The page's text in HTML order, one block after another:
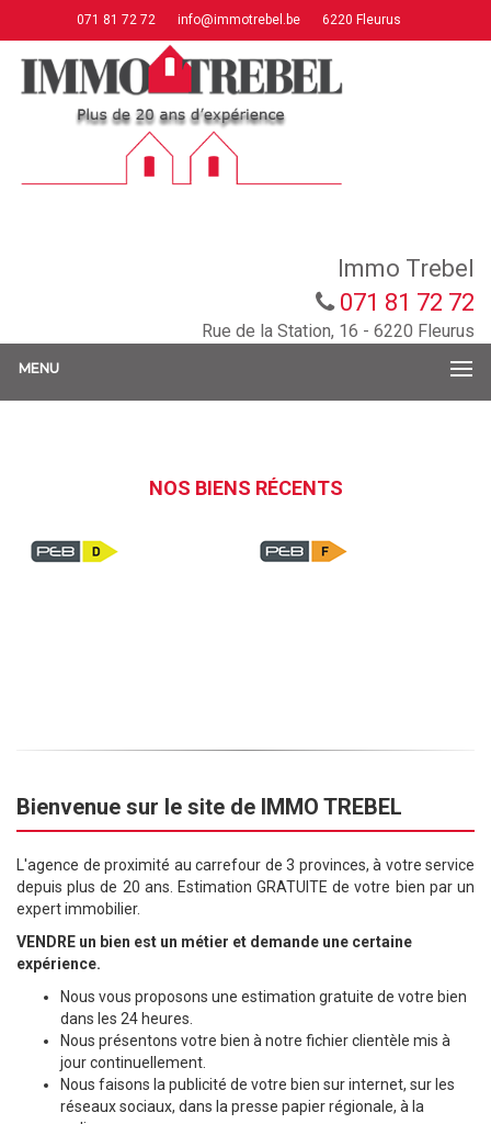
071 81 72 72 info@immotrebel.be 6220 Fleurus
Immo Trebel
071 81 72 72
Rue de la Station, 16 - 6220 Fleurus
MENU
NOS BIENS RÉCENTS
Bienvenue sur le site de IMMO TREBEL
L'agence de proximité au carrefour de 3 provinces, à votre service
depuis plus de 20 ans. Estimation GRATUITE de votre bien par un
expert immobilier.
VENDRE un bien est un métier et demande une certaine
expérience.
Nous vous proposons une estimation gratuite de votre bien
dans les 24 heures.
Nous présentons votre bien à notre fichier clientèle mis à
jour continuellement.
Nous faisons la publicité de votre bien sur internet, sur les
réseaux sociaux, dans la presse papier régionale, à la